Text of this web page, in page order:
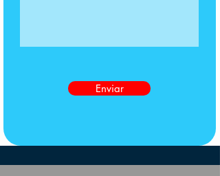
Enviar